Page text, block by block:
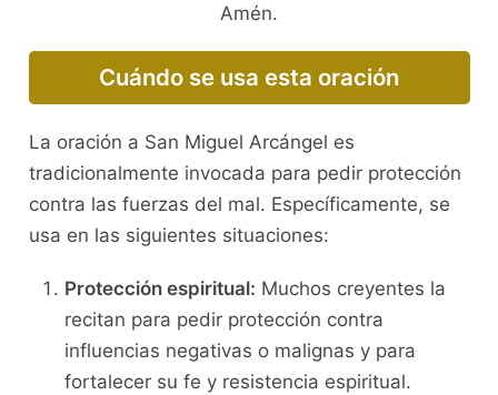
Amén.
Cuándo se usa esta oración
La oración a San Miguel Arcángel es
tradicionalmente invocada para pedir protección
contra las fuerzas del mal. Específicamente, se
usa en las siguientes situaciones:
Protección espiritual: Muchos creyentes la
recitan para pedir protección contra
influencias negativas o malignas y para
fortalecer su fe y resistencia espiritual.